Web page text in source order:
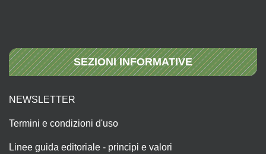
SEZIONI INFORMATIVE
NEWSLETTER
Termini e condizioni d'uso
Linee guida editoriale - principi e valori